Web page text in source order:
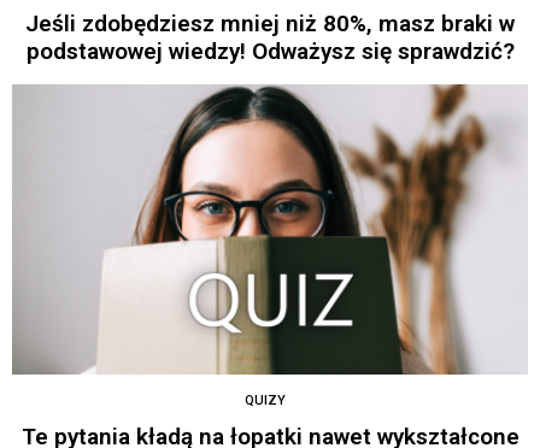
Jeśli zdobędziesz mniej niż 80%, masz braki w
podstawowej wiedzy! Odważysz się sprawdzić?
QUIZY
Te pytania kładą na łopatki nawet wykształcone